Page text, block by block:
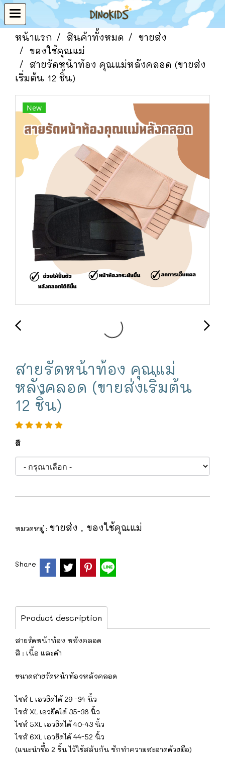
หน้าแรก สินค้าทั้งหมด
ขายส่ง
ของใช้คุณแม่
สายรัดหน้าท้อง คุณแม่หลังคลอด (ขายส่ง
เริ่มต้น 12 ชิ้น)
New
สายรัดหน้าท้อง คุณแม่
หลังคลอด (ขายส่งเริ่มต้น
12 ชิ้น)
สี
หมวดหมู่ : ขายส่ง , ของใช้คุณแม่
Share
Product description
สายรัดหน้าท้อง หลังคลอด
สี : เนื้อ และ​ดำ
ขนาดสายรัดหน้าท้องหลังคลอด
ไซส์ L เอวยืดได้ 29 -34 นิ้ว
ไซส์ XL เอวยืดได้ 35-38 นิ้ว
ไซส์ 5XL เอวยืดได้ 40-43 นิ้ว
ไซส์ 6XL เอวยืดได้ 44-52 นิ้ว
(แนะนำซื้อ 2 ชิ้น ไว้ใช้สลับกัน ซักทำความสะอาดด้วยมือ)